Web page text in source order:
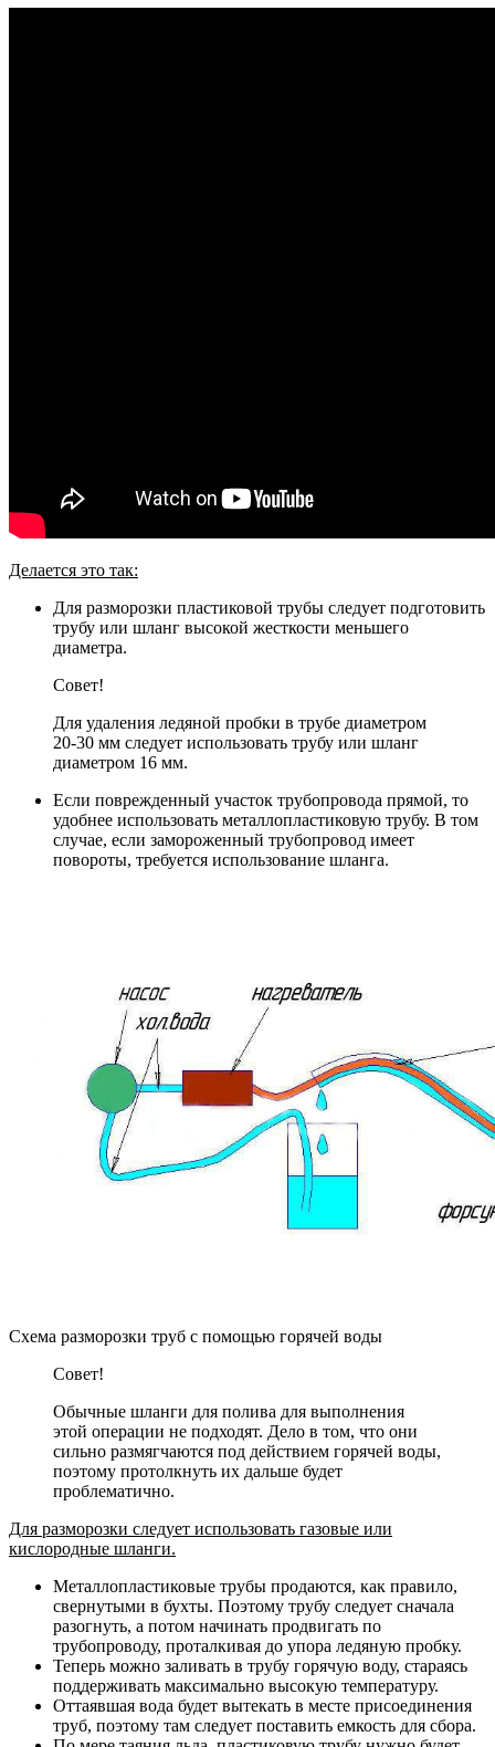
Делается это так:
Для разморозки пластиковой трубы следует подготовить
трубу или шланг высокой жесткости меньшего
диаметра.
Совет!
Для удаления ледяной пробки в трубе диаметром
20-30 мм следует использовать трубу или шланг
диаметром 16 мм.
Если поврежденный участок трубопровода прямой, то
удобнее использовать металлопластиковую трубу. В том
случае, если замороженный трубопровод имеет
повороты, требуется использование шланга.
Схема разморозки труб с помощью горячей воды
Совет!
Обычные шланги для полива для выполнения
этой операции не подходят. Дело в том, что они
сильно размягчаются под действием горячей воды,
поэтому протолкнуть их дальше будет
проблематично.
Для разморозки следует использовать газовые или
кислородные шланги.
Металлопластиковые трубы продаются, как правило,
свернутыми в бухты. Поэтому трубу следует сначала
разогнуть, а потом начинать продвигать по
трубопроводу, проталкивая до упора ледяную пробку.
Теперь можно заливать в трубу горячую воду, стараясь
поддерживать максимально высокую температуру.
Оттаявшая вода будет вытекать в месте присоединения
труб, поэтому там следует поставить емкость для сбора.